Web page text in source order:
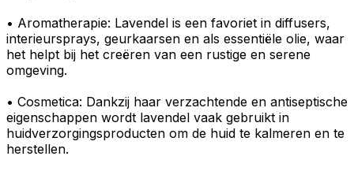
• Aromatherapie: Lavendel is een favoriet in diffusers,
interieursprays, geurkaarsen en als essentiële olie, waar
het helpt bij het creëren van een rustige en serene
omgeving.
• Cosmetica: Dankzij haar verzachtende en antiseptische
eigenschappen wordt lavendel vaak gebruikt in
huidverzorgingsproducten om de huid te kalmeren en te
herstellen.